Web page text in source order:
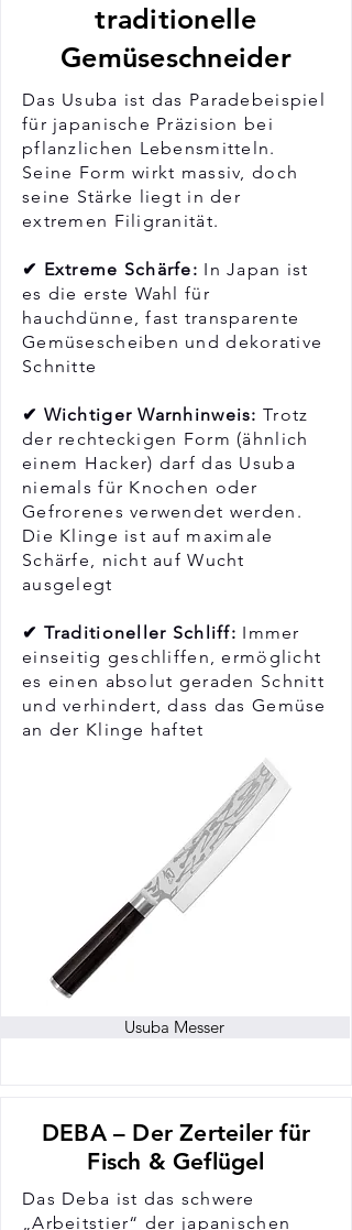
traditionelle
Gemüseschneider
Das Usuba ist das Paradebeispiel
für japanische Präzision bei
pflanzlichen Lebensmitteln.
Seine Form wirkt massiv, doch
seine Stärke liegt in der
extremen Filigranität.
✔ Extreme Schärfe: In Japan ist
es die erste Wahl für
hauchdünne, fast transparente
Gemüsescheiben und dekorative
Schnitte
✔ Wichtiger Warnhinweis: Trotz
der rechteckigen Form (ähnlich
einem Hacker) darf das Usuba
niemals für Knochen oder
Gefrorenes verwendet werden.
Die Klinge ist auf maximale
Schärfe, nicht auf Wucht
ausgelegt
✔ Traditioneller Schliff: Immer
einseitig geschliffen, ermöglicht
es einen absolut geraden Schnitt
und verhindert, dass das Gemüse
an der Klinge haftet
Usuba Messer
DEBA – Der Zerteiler für
Fisch & Geflügel
Das Deba ist das schwere
„Arbeitstier“ der japanischen